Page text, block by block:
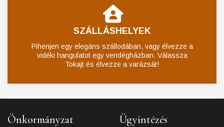
SZÁLLÁSHELYEK
Pihenjen egy elegáns szállodában, vagy élvezze a
vidéki hangulatot egy vendégházban. Válassza
Tokajt és élvezze a varázsát!
Önkormányzat Ügyintézés